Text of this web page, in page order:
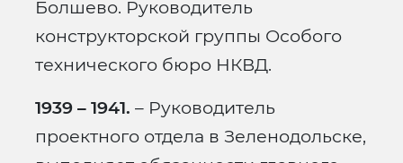
Болшево. Руководитель
конструкторской группы Особого
технического бюро НКВД.
1939 – 1941. – Руководитель
проектного отдела в Зеленодольске,